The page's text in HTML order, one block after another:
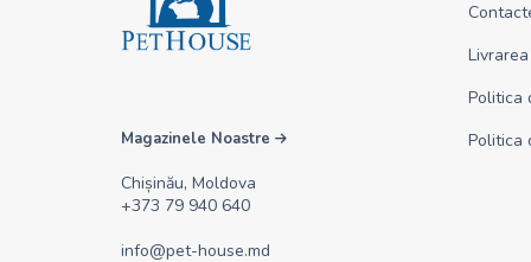
Magazinele Noastre
Chișinău, Moldova
+373 79 940 640
info@pet-house.md
Politica
Politica